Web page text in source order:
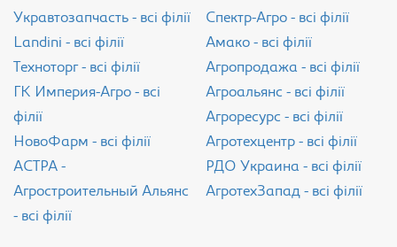
Укравтозапчасть - всі філії
Landini - всі філії
Техноторг - всі філії
ГК Империя-Агро - всі
філії
НовоФарм - всі філії
АСТРА -
Агростроительный Альянс
- всі філії
Спектр-Агро - всі філії
Амако - всі філії
Агропродажа - всі філії
Агроальянс - всі філії
Агроресурс - всі філії
Агротехцентр - всі філії
РДО Украина - всі філії
АгротехЗапад - всі філії